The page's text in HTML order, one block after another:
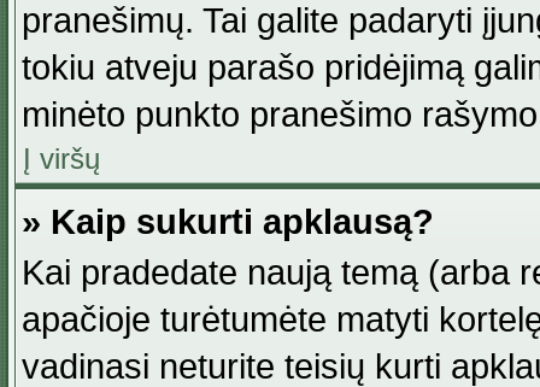
pranešimų. Tai galite padaryti
tokiu atveju parašo pridėjimą
minėto punkto pranešimo
Į viršų
» Kaip sukurti apklausą?
Kai pradedate naują temą (arba
apačioje turėtumėte matyti
vadinasi neturite teisių kurti